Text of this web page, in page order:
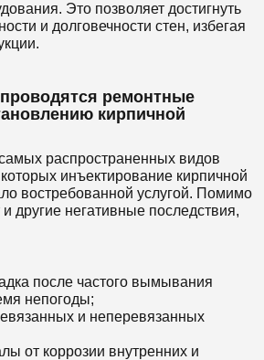
Это позволяет достигнуть
и долговечности стен, избегая
ремонтные
кирпичной
распространенных видов
инъектирование кирпичной
востребованной услугой. Помимо
другие негативные последствия,
после частого вымывания
непогоды;
и неперевязанных
от коррозии внутренних и